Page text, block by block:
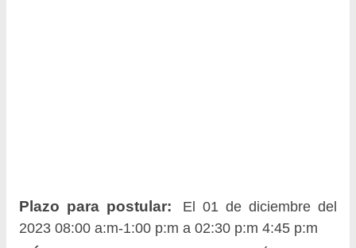
Plazo para postular:
El 01 de diciembre del
2023 08:00 a:m-1:00 p:m a 02:30 p:m 4:45 p:m